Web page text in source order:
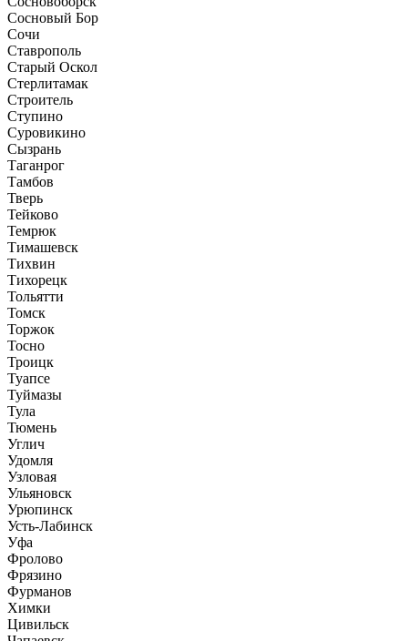
Сосновый Бор
Сочи
Ставрополь
Старый Оскол
Стерлитамак
Строитель
Ступино
Суровикино
Сызрань
Таганрог
Тамбов
Тверь
Тейково
Темрюк
Тимашевск
Тихвин
Тихорецк
Тольятти
Томск
Торжок
Тосно
Троицк
Туапсе
Туймазы
Тула
Тюмень
Углич
Удомля
Узловая
Ульяновск
Урюпинск
Усть-Лабинск
Уфа
Фролово
Фрязино
Фурманов
Химки
Цивильск